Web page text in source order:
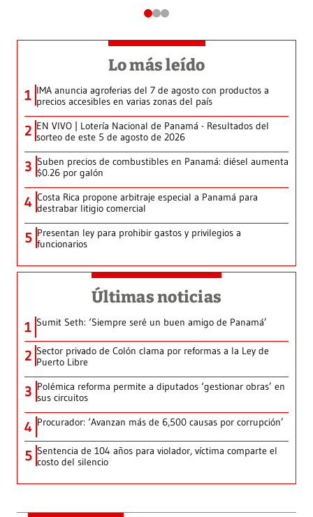
Lo más leído
1 IMA anuncia agroferias del 7 de agosto con productos a
precios accesibles en varias zonas del país
2 EN VIVO | Lotería Nacional de Panamá - Resultados del
sorteo de este 5 de agosto de 2026
3 Suben precios de combustibles en Panamá: diésel aumenta
$0.26 por galón
4 Costa Rica propone arbitraje especial a Panamá para
destrabar litigio comercial
5 Presentan ley para prohibir gastos y privilegios a
funcionarios
Últimas noticias
1 Sumit Seth: ‘Siempre seré un buen amigo de Panamá’
2 Sector privado de Colón clama por reformas a la Ley de
Puerto Libre
3 Polémica reforma permite a diputados ‘gestionar obras’ en
sus circuitos
4 Procurador: ‘Avanzan más de 6,500 causas por corrupción’
5 Sentencia de 104 años para violador, víctima comparte el
costo del silencio